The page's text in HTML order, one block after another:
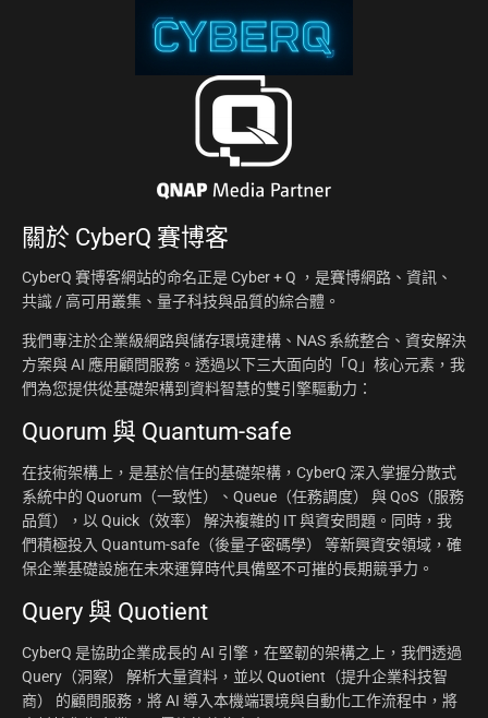
關於 CyberQ 賽博客
CyberQ 賽博客網站的命名正是 Cyber + Q ，是賽博網路、資訊、
共識 / 高可用叢集、量子科技與品質的綜合體。
我們專注於企業級網路與儲存環境建構、NAS 系統整合、資安解決
方案與 AI 應用顧問服務。透過以下三大面向的「Q」核心元素，我
們為您提供從基礎架構到資料智慧的雙引擎驅動力：
Quorum 與 Quantum-safe
在技術架構上，是基於信任的基礎架構，CyberQ 深入掌握分散式
系統中的 Quorum（一致性）、Queue（任務調度） 與 QoS（服務
品質），以 Quick（效率） 解決複雜的 IT 與資安問題。同時，我
們積極投入 Quantum-safe（後量子密碼學） 等新興資安領域，確
保企業基礎設施在未來運算時代具備堅不可摧的長期競爭力。
Query 與 Quotient
CyberQ 是協助企業成長的 AI 引擎，在堅韌的架構之上，我們透過
Query（洞察） 解析大量資料，並以 Quotient（提升企業科技智
商） 的顧問服務，將 AI 導入本機端環境與自動化工作流程中，將